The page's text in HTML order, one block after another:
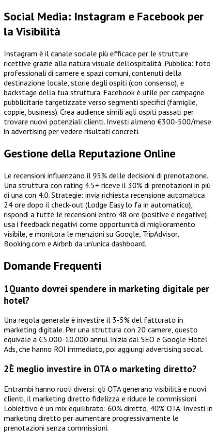
Social Media: Instagram e Facebook per
la Visibilità
Instagram è il canale sociale più efficace per le strutture
ricettive grazie alla natura visuale dell'ospitalità. Pubblica: foto
professionali di camere e spazi comuni, contenuti della
destinazione locale, storie degli ospiti (con consenso), e
backstage della tua struttura. Facebook è utile per campagne
pubblicitarie targetizzate verso segmenti specifici (famiglie,
coppie, business). Crea audience simili agli ospiti passati per
trovare nuovi potenziali clienti. Investi almeno €300-500/mese
in advertising per vedere risultati concreti.
Gestione della Reputazione Online
Le recensioni influenzano il 95% delle decisioni di prenotazione.
Una struttura con rating 4.5+ riceve il 30% di prenotazioni in più
di una con 4.0. Strategie: invia richiesta recensione automatica
24 ore dopo il check-out (Lodge Easy lo fa in automatico),
rispondi a tutte le recensioni entro 48 ore (positive e negative),
usa i feedback negativi come opportunità di miglioramento
visibile, e monitora le menzioni su Google, TripAdvisor,
Booking.com e Airbnb da un'unica dashboard.
Domande Frequenti
1Quanto dovrei spendere in marketing digitale per
hotel?
Una regola generale è investire il 3-5% del fatturato in
marketing digitale. Per una struttura con 20 camere, questo
equivale a €5.000-10.000 annui. Inizia dal SEO e Google Hotel
Ads, che hanno ROI immediato, poi aggiungi advertising social.
2È meglio investire in OTA o marketing diretto?
Entrambi hanno ruoli diversi: gli OTA generano visibilità e nuovi
clienti, il marketing diretto fidelizza e riduce le commissioni.
L'obiettivo è un mix equilibrato: 60% diretto, 40% OTA. Investi in
marketing diretto per aumentare progressivamente le
prenotazioni senza commissioni.